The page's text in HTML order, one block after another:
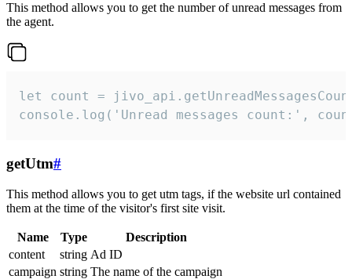
This method allows you to get the number of unread messages from
the agent.
let count =
console.log('Unread messages count:',
getUtm#
This method allows you to get utm tags, if the website url contained
them at the time of the visitor's first site visit.
Name Type
Description
content
string Ad ID
campaign string The name of the campaign